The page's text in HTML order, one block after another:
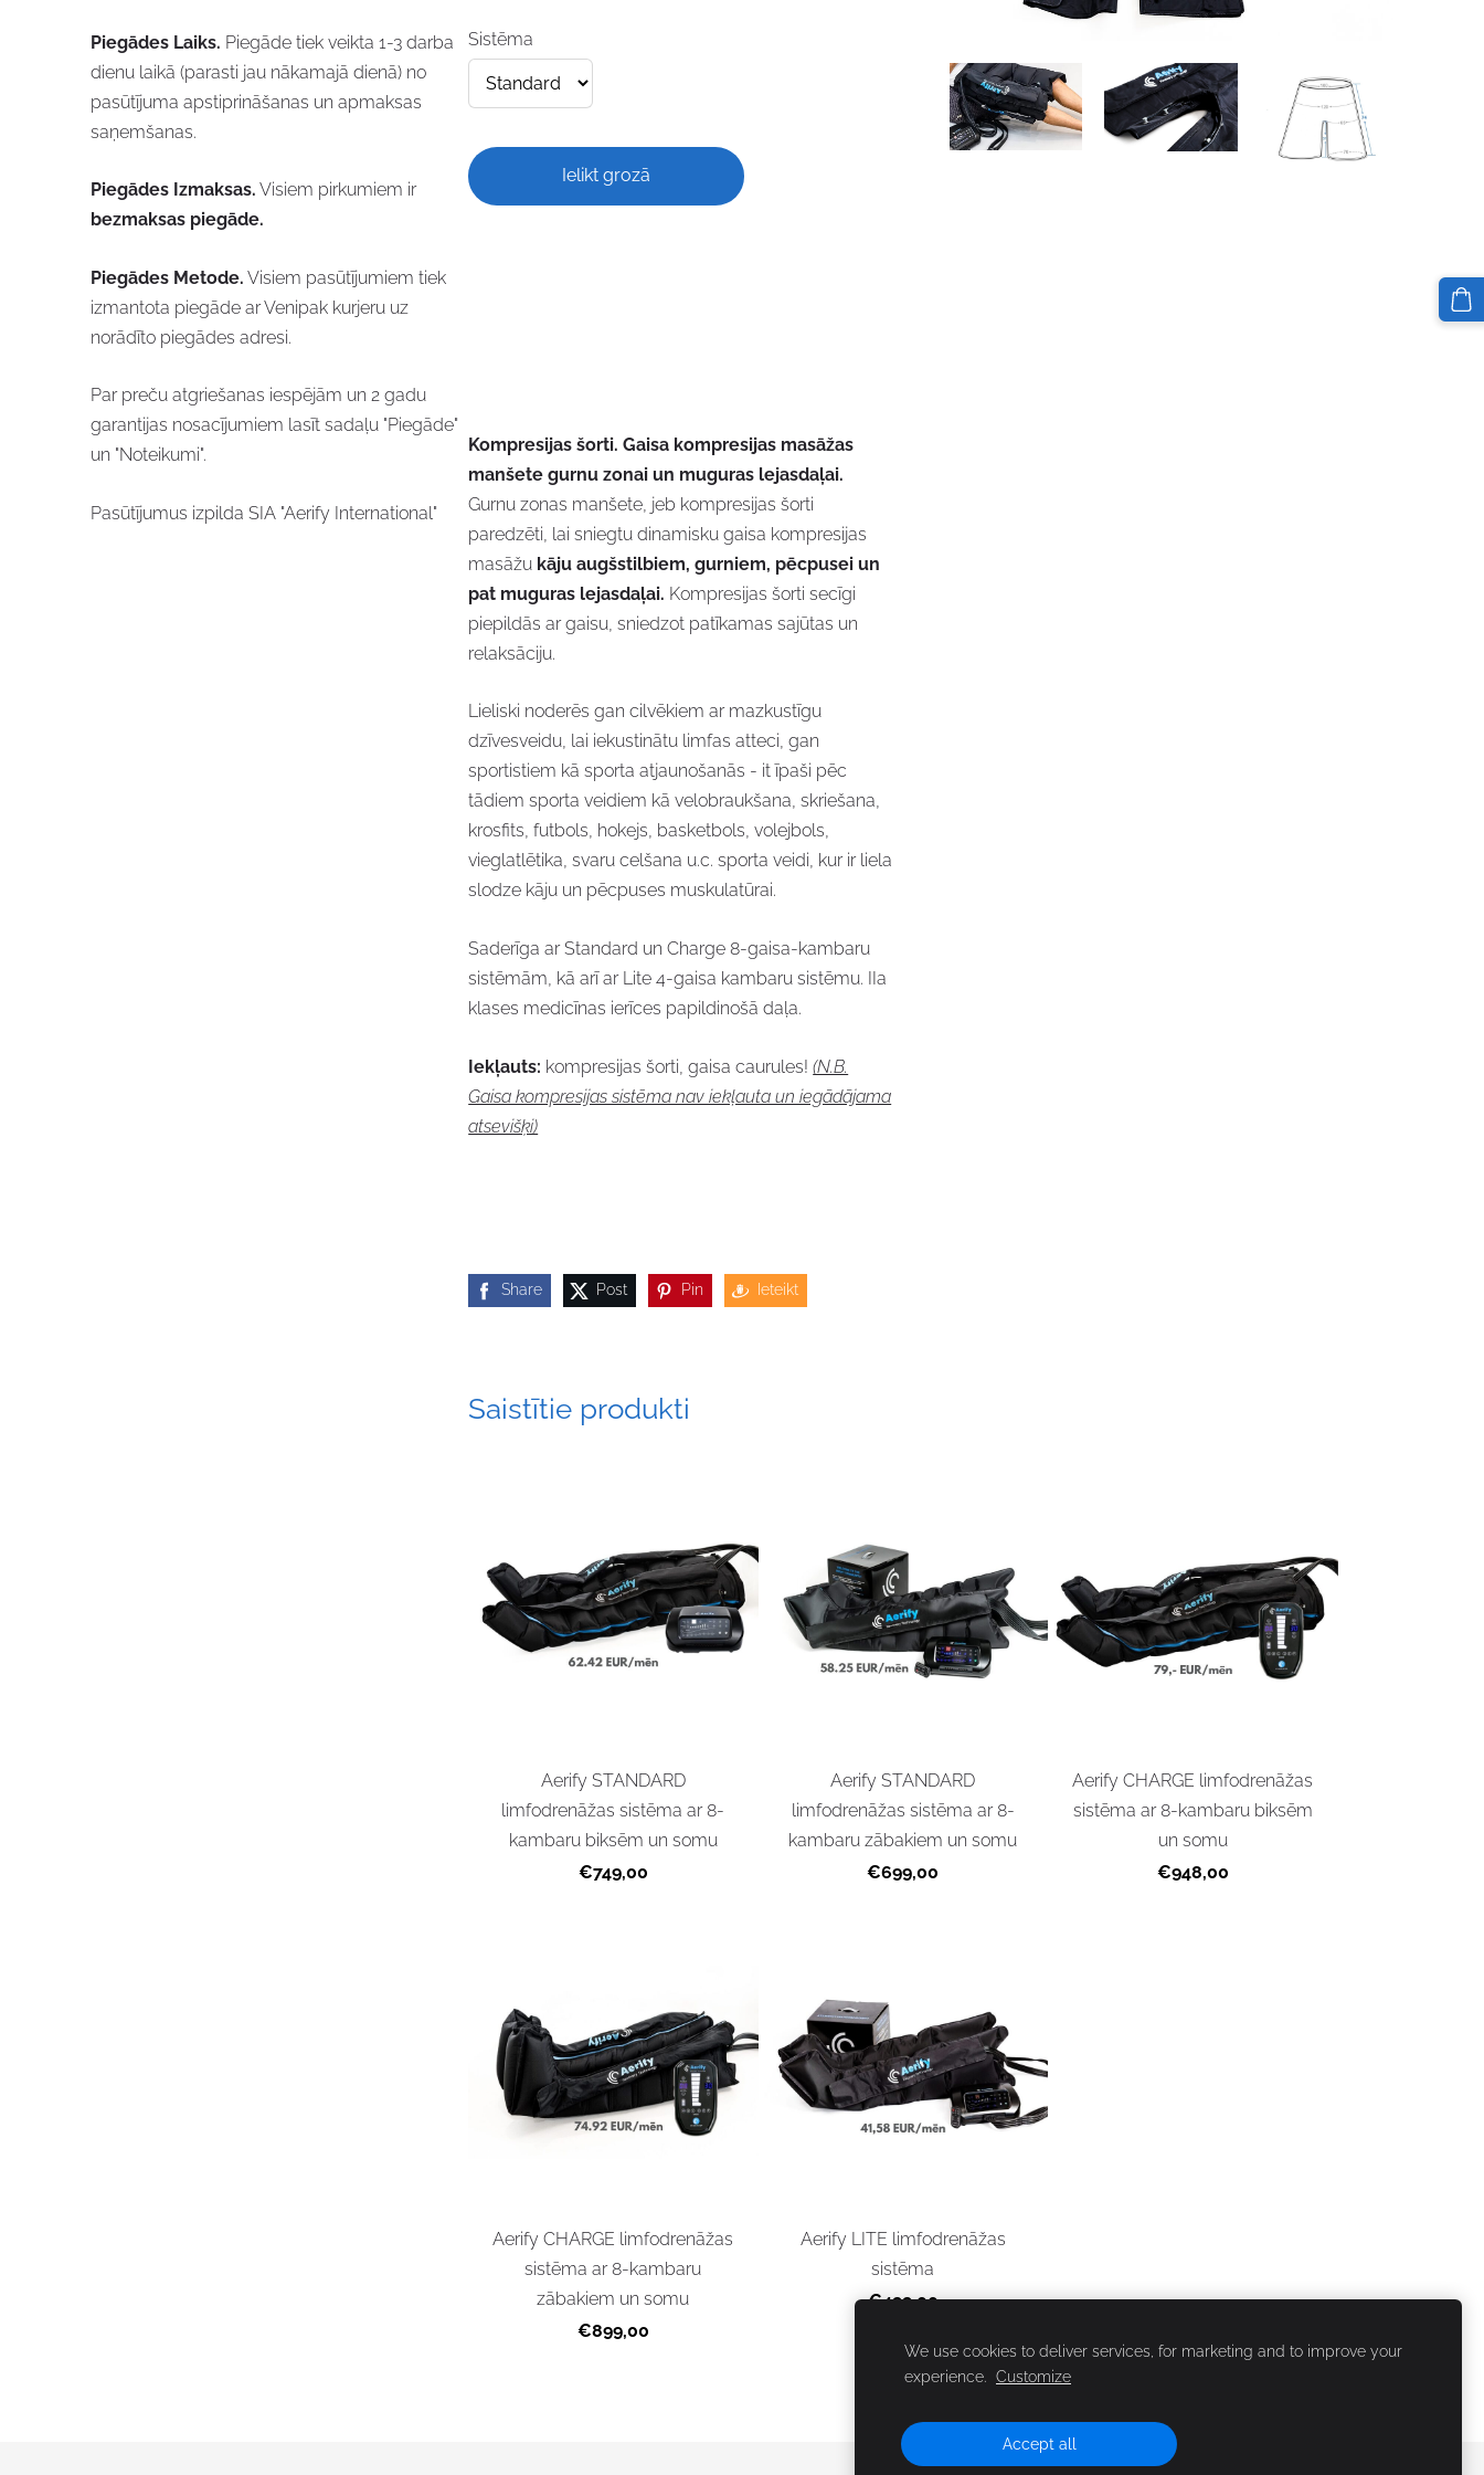
Piegādes Laiks. Piegāde tiek veikta 1-3 darba
dienu laikā (parasti jau nākamajā dienā) no
pasūtījuma apstiprināšanas un apmaksas
saņemšanas.
Piegādes Izmaksas. Visiem pirkumiem ir
bezmaksas piegāde.
Piegādes Metode. Visiem pasūtījumiem tiek
izmantota piegāde ar Venipak kurjeru uz
norādīto piegādes adresi.
Par preču atgriešanas iespējām un 2 gadu
garantijas nosacījumiem lasīt sadaļu "Piegāde"
un "Noteikumi".
Pasūtījumus izpilda SIA "Aerify International"
Sistēma
Ielikt grozā
Kompresijas šorti. Gaisa kompresijas masāžas
manšete gurnu zonai un muguras lejasdaļai.
Gurnu zonas manšete, jeb kompresijas šorti
paredzēti, lai sniegtu dinamisku gaisa kompresijas
masāžu kāju augšstilbiem, gurniem, pēcpusei un
pat muguras lejasdaļai. Kompresijas šorti secīgi
piepildās ar gaisu, sniedzot patīkamas sajūtas un
relaksāciju.
Lieliski noderēs gan cilvēkiem ar mazkustīgu
dzīvesveidu, lai iekustinātu limfas atteci, gan
sportistiem kā sporta atjaunošanās - it īpaši pēc
tādiem sporta veidiem kā velobraukšana, skriešana,
krosfits, futbols, hokejs, basketbols, volejbols,
vieglatlētika, svaru celšana u.c. sporta veidi, kur ir liela
slodze kāju un pēcpuses muskulatūrai.
Saderīga ar Standard un Charge 8-gaisa-kambaru
sistēmām, kā arī ar Lite 4-gaisa kambaru sistēmu. IIa
klases medicīnas ierīces papildinošā daļa.
Iekļauts: kompresijas šorti, gaisa caurules!(N.B.
Gaisa kompresijas sistēma nav iekļauta un iegādājama
atsevišķi)
Share Post Pin Ieteikt
Saistītie produkti
Aerify STANDARD
limfodrenāžas sistēma ar 8-
kambaru biksēm un somu
€749,00
Aerify STANDARD
limfodrenāžas sistēma ar 8-
kambaru zābakiem un somu
€699,00
Aerify CHARGE limfodrenāžas
sistēma ar 8-kambaru biksēm
un somu
€948,00
Aerify CHARGE limfodrenāžas
sistēma ar 8-kambaru
zābakiem un somu
€899,00
Aerify LITE limfodrenāžas
sistēma
€499,00
We use cookies to deliver services, for marketing and to improve your
experience.
Customize
Accept all